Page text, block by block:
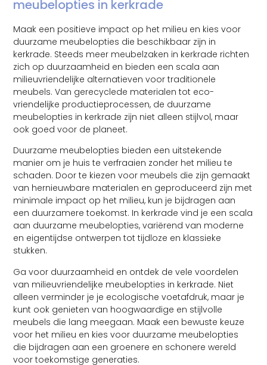
meubelopties in kerkrade
Maak een positieve impact op het milieu en kies voor
duurzame meubelopties die beschikbaar zijn in
kerkrade. Steeds meer meubelzaken in kerkrade richten
zich op duurzaamheid en bieden een scala aan
milieuvriendelijke alternatieven voor traditionele
meubels. Van gerecyclede materialen tot eco-
vriendelijke productieprocessen, de duurzame
meubelopties in kerkrade zijn niet alleen stijlvol, maar
ook goed voor de planeet.
Duurzame meubelopties bieden een uitstekende
manier om je huis te verfraaien zonder het milieu te
schaden. Door te kiezen voor meubels die zijn gemaakt
van hernieuwbare materialen en geproduceerd zijn met
minimale impact op het milieu, kun je bijdragen aan
een duurzamere toekomst. In kerkrade vind je een scala
aan duurzame meubelopties, variërend van moderne
en eigentijdse ontwerpen tot tijdloze en klassieke
stukken.
Ga voor duurzaamheid en ontdek de vele voordelen
van milieuvriendelijke meubelopties in kerkrade. Niet
alleen verminder je je ecologische voetafdruk, maar je
kunt ook genieten van hoogwaardige en stijlvolle
meubels die lang meegaan. Maak een bewuste keuze
voor het milieu en kies voor duurzame meubelopties
die bijdragen aan een groenere en schonere wereld
voor toekomstige generaties.